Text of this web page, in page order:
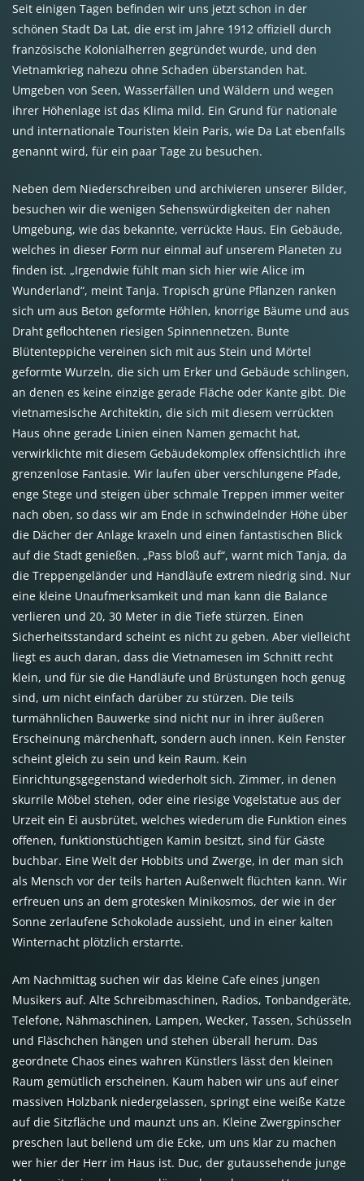
Seit einigen Tagen befinden wir uns jetzt schon in der
schönen Stadt Da Lat, die erst im Jahre 1912 offiziell durch
französische Kolonialherren gegründet wurde, und den
Vietnamkrieg nahezu ohne Schaden überstanden hat.
Umgeben von Seen, Wasserfällen und Wäldern und wegen
ihrer Höhenlage ist das Klima mild. Ein Grund für nationale
und internationale Touristen klein Paris, wie Da Lat ebenfalls
genannt wird, für ein paar Tage zu besuchen.
Neben dem Niederschreiben und archivieren unserer Bilder,
besuchen wir die wenigen Sehenswürdigkeiten der nahen
Umgebung, wie das bekannte, verrückte Haus. Ein Gebäude,
welches in dieser Form nur einmal auf unserem Planeten zu
finden ist. „Irgendwie fühlt man sich hier wie Alice im
Wunderland“, meint Tanja. Tropisch grüne Pflanzen ranken
sich um aus Beton geformte Höhlen, knorrige Bäume und aus
Draht geflochtenen riesigen Spinnennetzen. Bunte
Blütenteppiche vereinen sich mit aus Stein und Mörtel
geformte Wurzeln, die sich um Erker und Gebäude schlingen,
an denen es keine einzige gerade Fläche oder Kante gibt. Die
vietnamesische Architektin, die sich mit diesem verrückten
Haus ohne gerade Linien einen Namen gemacht hat,
verwirklichte mit diesem Gebäudekomplex offensichtlich ihre
grenzenlose Fantasie. Wir laufen über verschlungene Pfade,
enge Stege und steigen über schmale Treppen immer weiter
nach oben, so dass wir am Ende in schwindelnder Höhe über
die Dächer der Anlage kraxeln und einen fantastischen Blick
auf die Stadt genießen. „Pass bloß auf“, warnt mich Tanja, da
die Treppengeländer und Handläufe extrem niedrig sind. Nur
eine kleine Unaufmerksamkeit und man kann die Balance
verlieren und 20, 30 Meter in die Tiefe stürzen. Einen
Sicherheitsstandard scheint es nicht zu geben. Aber vielleicht
liegt es auch daran, dass die Vietnamesen im Schnitt recht
klein, und für sie die Handläufe und Brüstungen hoch genug
sind, um nicht einfach darüber zu stürzen. Die teils
turmähnlichen Bauwerke sind nicht nur in ihrer äußeren
Erscheinung märchenhaft, sondern auch innen. Kein Fenster
scheint gleich zu sein und kein Raum. Kein
Einrichtungsgegenstand wiederholt sich. Zimmer, in denen
skurrile Möbel stehen, oder eine riesige Vogelstatue aus der
Urzeit ein Ei ausbrütet, welches wiederum die Funktion eines
offenen, funktionstüchtigen Kamin besitzt, sind für Gäste
buchbar. Eine Welt der Hobbits und Zwerge, in der man sich
als Mensch vor der teils harten Außenwelt flüchten kann. Wir
erfreuen uns an dem grotesken Minikosmos, der wie in der
Sonne zerlaufene Schokolade aussieht, und in einer kalten
Winternacht plötzlich erstarrte.
Am Nachmittag suchen wir das kleine Cafe eines jungen
Musikers auf. Alte Schreibmaschinen, Radios, Tonbandgeräte,
Telefone, Nähmaschinen, Lampen, Wecker, Tassen, Schüsseln
und Fläschchen hängen und stehen überall herum. Das
geordnete Chaos eines wahren Künstlers lässt den kleinen
Raum gemütlich erscheinen. Kaum haben wir uns auf einer
massiven Holzbank niedergelassen, springt eine weiße Katze
auf die Sitzfläche und maunzt uns an. Kleine Zwergpinscher
preschen laut bellend um die Ecke, um uns klar zu machen
wer hier der Herr im Haus ist. Duc, der gutaussehende junge